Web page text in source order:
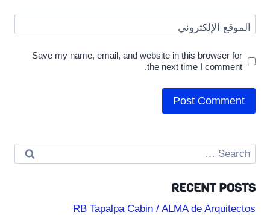
الموقع الإلكتروني
Save my name, email, and website in this browser for
the next time I comment.
Search
for:
RECENT POSTS
RB Tapalpa Cabin / ALMA de Arquitectos